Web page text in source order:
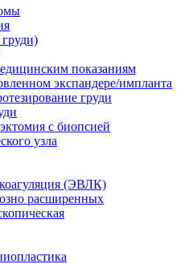
показаниям
экспандере/импланта
груди
с биопсией
узла
(ЭВЛК)
расширенных